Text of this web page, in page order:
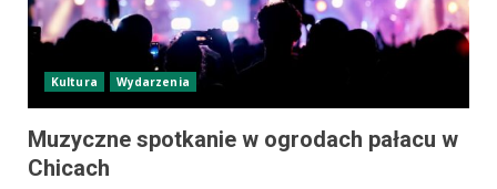
Kultura Wydarzenia
Muzyczne spotkanie w ogrodach pałacu w
Chicach